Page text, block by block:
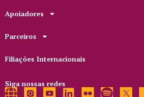
Apoiadores
Parceiros
Filiações Internacionais
Siga nossas redes